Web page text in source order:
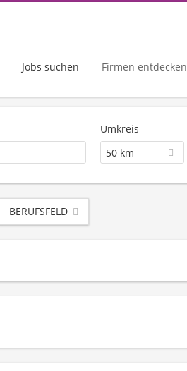
Jobs suchen Firmen entdecken
Umkreis
50 km
BERUFSFELD